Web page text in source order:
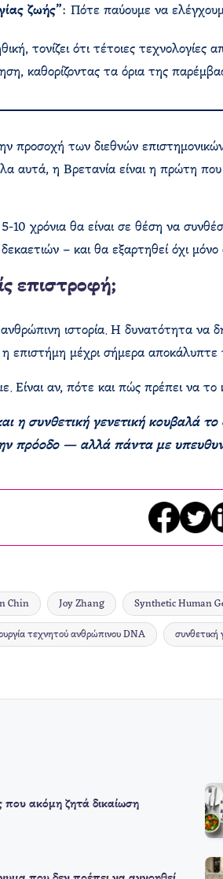
ζωής”: Πότε παύουμε να
τονίζει ότι τέτοιες τεχνολογίες
καθορίζοντας τα όρια της
προσοχή των διεθνών
αυτά, η Βρετανία είναι η πρώτη
10 χρόνια θα είναι σε θέση να
– και θα εξαρτηθεί όχι
επιστροφή;
ιστορία. Η δυνατότητα να
μέχρι σήμερα αποκάλυπτε
Είναι αν, πότε και πώς πρέπει να το
η συνθετική γενετική κουβαλά
πρόοδο — αλλά πάντα με
Chin Joy Zhang Synthetic Human
τεχνητού ανθρώπινου DNA συνθετική
ακόμη ζητά δικαίωση